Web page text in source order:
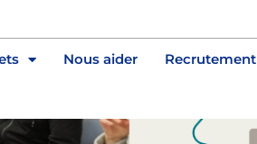
Nous aider Recrutement